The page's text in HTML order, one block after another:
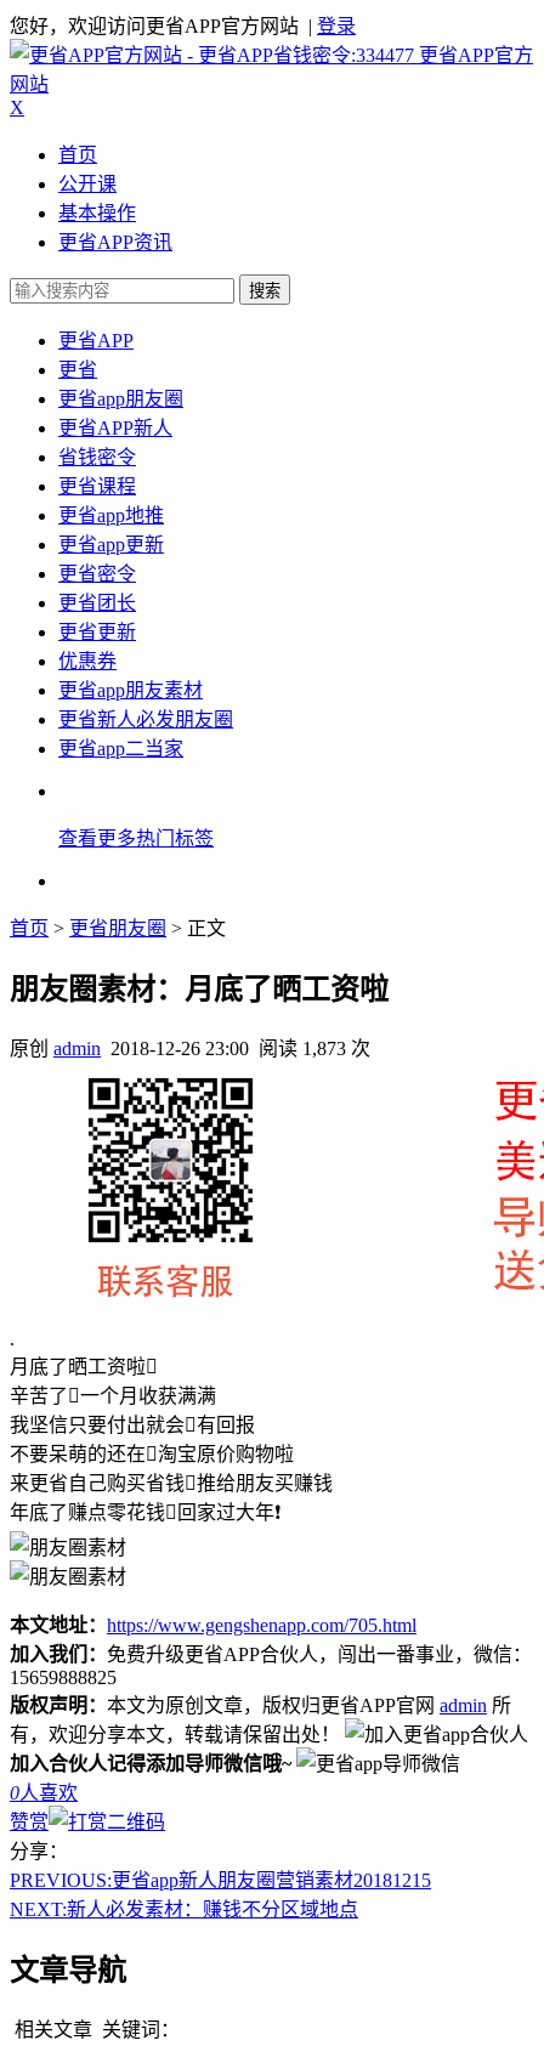
您好，欢迎访问更省APP官方网站 | 登录
更省APP官方
网站
X
首页
公开课
基本操作
更省APP资讯
搜索
更省APP
更省
更省app朋友圈
更省APP新人
省钱密令
更省课程
更省app地推
更省app更新
更省密令
更省团长
更省更新
优惠券
更省app朋友素材
更省新人必发朋友圈
更省app二当家
查看更多热门标签
首页 > 更省朋友圈 > 正文
朋友圈素材：月底了晒工资啦
原创 admin 2018-12-26 23:00 阅读 1,873 次
.
月底了晒工资啦
辛苦了一个月收获满满
我坚信只要付出就会有回报
不要呆萌的还在淘宝原价购物啦
来更省自己购买省钱推给朋友买赚钱
年底了赚点零花钱回家过大年❗
本文地址： https://www.gengshenapp.com/705.html
加入我们： 免费升级更省APP合伙人，闯出一番事业，微信：
15659888825
版权声明： 本文为原创文章，版权归更省APP官网 admin 所
有，欢迎分享本文，转载请保留出处！
加入合伙人记得添加导师微信哦~
0人喜欢
赞赏
分享：
PREVIOUS:更省app新人朋友圈营销素材20181215
NEXT:新人必发素材：赚钱不分区域地点
文章导航
相关文章 关键词：